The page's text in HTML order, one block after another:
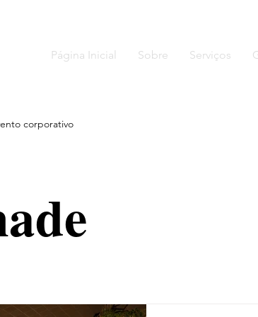
Página Inicial Sobre Serviços
corporativo